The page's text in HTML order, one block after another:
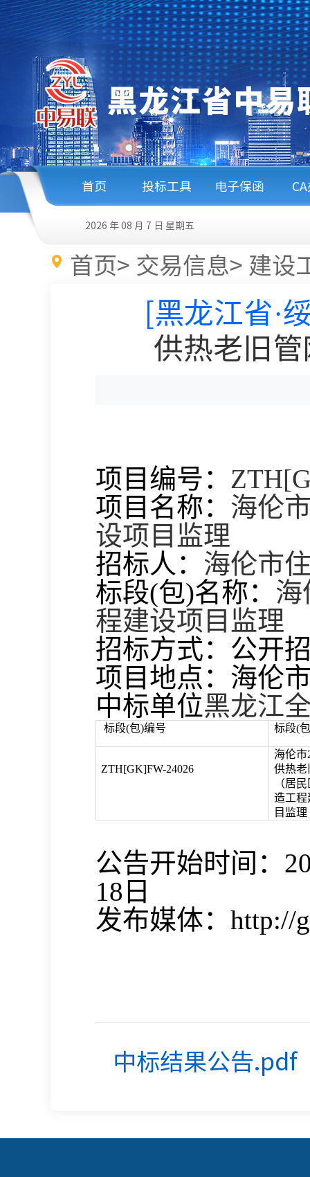
首页 投标工具 电子保函
2026 年 08 月 7 日 星期五
首页> 交易信息> 建设
[黑龙江省·
供热老旧
项目编号：
项目名称： 海伦
设项目监理
招标人： 海伦市
标段(包)名称： 海
程建设项目监理
招标方式：公开
项目地点：海伦
中标单位黑龙江
标段(包)编号 标段(
ZTH[GK]FW-24026
海伦市
供热老
（居
造工程
目监理
公告开始时间：
18 日
发布媒体： http://
中标结果公告.pdf